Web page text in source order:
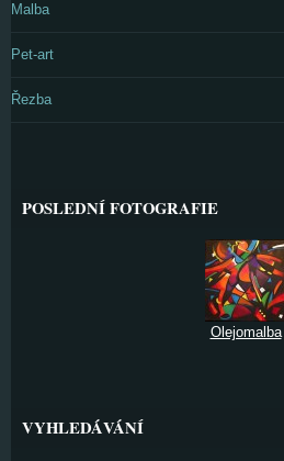
Malba
Pet-art
Řezba
POSLEDNÍ FOTOGRAFIE
Olejomalba
VYHLEDÁVÁNÍ